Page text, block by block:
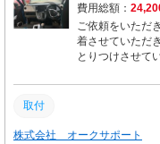
費用総額：
ご依頼をいた
着させていただ
とりつけさせて
取付
株式会社 オークサポート